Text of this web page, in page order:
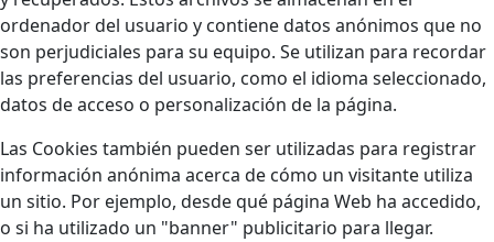
ordenador del usuario y contiene datos anónimos que no
son perjudiciales para su equipo. Se utilizan para recordar
las preferencias del usuario, como el idioma seleccionado,
datos de acceso o personalización de la página.
Las Cookies también pueden ser utilizadas para registrar
información anónima acerca de cómo un visitante utiliza
un sitio. Por ejemplo, desde qué página Web ha accedido,
o si ha utilizado un "banner" publicitario para llegar.